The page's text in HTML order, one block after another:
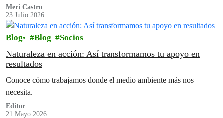
Meri Castro
23 Julio 2026
Blog Blog Socios
Naturaleza en acción: Así transformamos tu apoyo en
resultados
Conoce cómo trabajamos donde el medio ambiente más nos
necesita.
Editor
21 Mayo 2026